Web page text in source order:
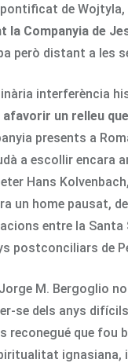
de
la Companyia de
però distant a les
interferència
un relleu
presents a
a escollir encara
Hans
un home pausat,
entre la
postconciliars de
M. Bergoglio
dels anys
que